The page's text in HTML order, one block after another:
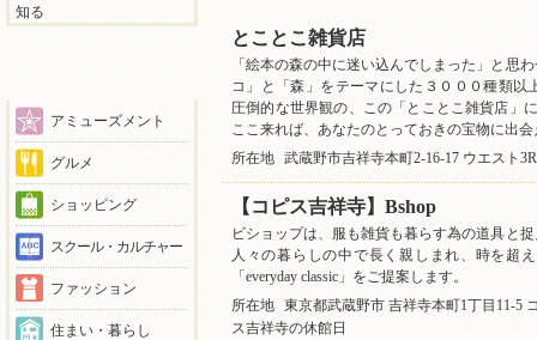
知る
アミューズメント
グルメ
ショッピング
スクール・カルチャー
ファッション
住まい・暮らし
とことこ雑貨店
「絵本の森の中に迷い込んでしまった」と思
コ」と「森」をテーマにした３０００種類以
圧倒的な世界観の、この「とことこ雑貨店」
ここ来れば、あなたのとっておきの宝物に出
所在地
武蔵野市吉祥寺本町2-16-17 ウエスト
【コピス吉祥寺】Bshop
ビショップは、服も雑貨も暮らす為の道具と
人々の暮らしの中で長く親しまれ、時を超
「everyday classic」をご提案します。
所在地
東京都武蔵野市 吉祥寺本町1丁目11-5
ス吉祥寺の休館日